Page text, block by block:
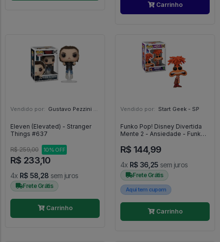
Carrinho
Vendido por: Gustavo Pezzini - MG
Eleven (Elevated) - Stranger
Things #637
R$ 259,00 10% OFF
R$ 233,10
4x R$ 58,28 sem juros
Frete Grátis
Carrinho
Vendido por: Start Geek - SP
Funko Pop! Disney Divertida
Mente 2 - Ansiedade - Funko
R$ 144,99
4x R$ 36,25 sem juros
Frete Grátis
Aqui tem cupom
Carrinho